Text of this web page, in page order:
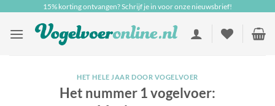
inhoud
15% korting ontvangen? Schrijf je in voor onze nieuwsbrief!
HET HELE JAAR DOOR VOGELVOER
Het nummer 1 vogelvoer: